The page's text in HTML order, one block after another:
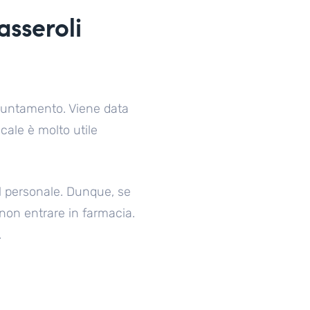
Viene data
è molto utile
Dunque, se
entrare in farmacia.